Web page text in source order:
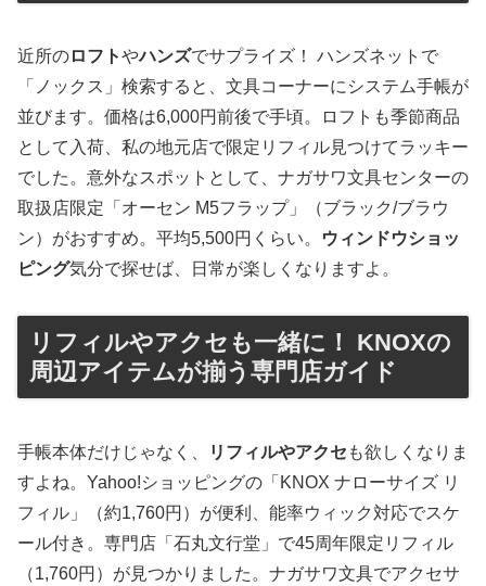
近所のロフトやハンズでサプライズ！ ハンズネットで
「ノックス」検索すると、文具コーナーにシステム手帳が
並びます。価格は6,000円前後で手頃。ロフトも季節商品
として入荷、私の地元店で限定リフィル見つけてラッキー
でした。意外なスポットとして、ナガサワ文具センターの
取扱店限定「オーセン M5フラップ」（ブラック/ブラウ
ン）がおすすめ。平均5,500円くらい。
ウィンドウショッ
ピング気分で探せば、日常が楽しくなりますよ。
リフィルやアクセも一緒に！ KNOXの
周辺アイテムが揃う専門店ガイド
手帳本体だけじゃなく、 リフィルやアクセ も欲しくなりま
すよね。Yahoo!ショッピングの「KNOX ナローサイズ リ
フィル」（約1,760円）が便利、能率ウィック対応でスケ
ール付き。専門店「石丸文行堂」で45周年限定リフィル
（1,760円）が見つかりました。ナガサワ文具でアクセサ